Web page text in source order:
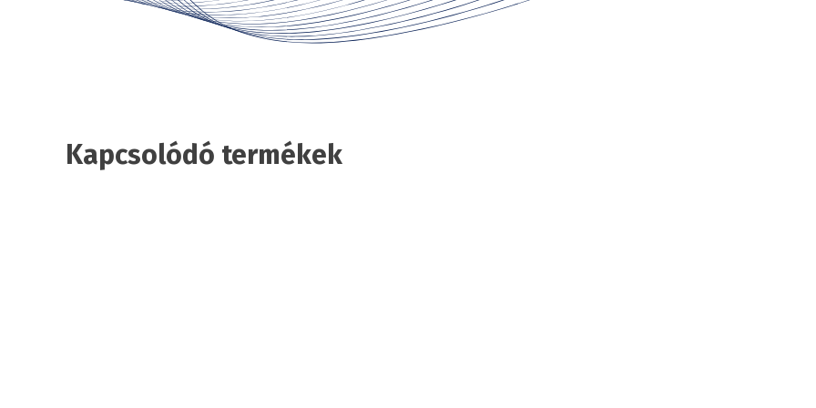
Kapcsolódó termékek